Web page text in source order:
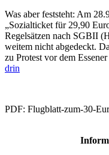
Was aber feststeht: Am
„Sozialticket für 29,90
Regelsätzen nach SGBII
weitem nicht abgedeckt.
zu Protest vor dem
drin
PDF: Flugblatt-zum-30-